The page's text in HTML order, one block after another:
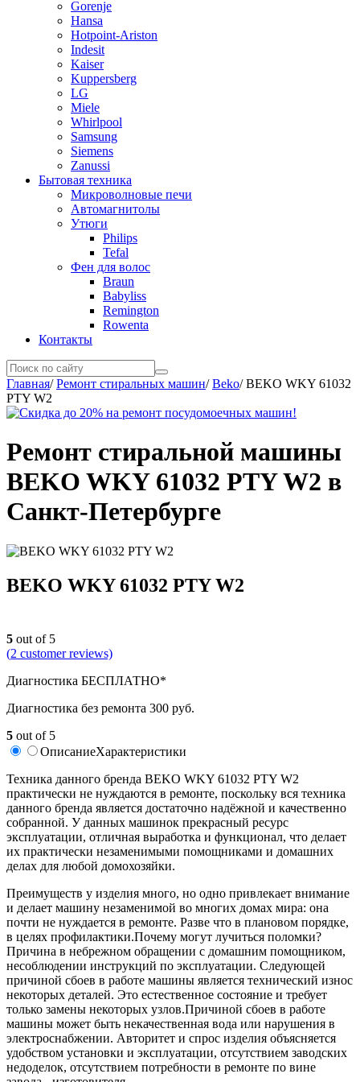
Gorenje
Hansa
Hotpoint-Ariston
Indesit
Kaiser
Kuppersberg
LG
Miele
Whirlpool
Samsung
Siemens
Zanussi
Бытовая техника
Микроволновые печи
Автомагнитолы
Утюги
Philips
Tefal
Фен для волос
Braun
Babyliss
Remington
Rowenta
Контакты
Главная/Ремонт стиральных машин/Beko/BEKO WKY 61032
PTY W2
Ремонт стиральной машины
BEKO WKY 61032 PTY W2 в
Санкт-Петербурге
BEKO WKY 61032 PTY W2
5 out of 5
(2 customer reviews)
Диагностика БЕСПЛАТНО*
Диагностика без ремонта 300 руб.
5 out of 5
ОписаниеХарактеристики
Техника данного бренда BEKO WKY 61032 PTY W2
практически не нуждаются в ремонте, поскольку вся техника
данного бренда является достаточно надёжной и качественно
собранной. У данных машинок прекрасный ресурс
эксплуатации, отличная выработка и функционал, что делает
их практически незаменимыми помощниками и домашних
делах для любой домохозяйки.
Преимуществ у изделия много, но одно привлекает внимание
и делает машину незаменимой во многих домах мира: она
почти не нуждается в ремонте. Разве что в плановом порядке,
в целях профилактики.Почему могут лучиться поломки?
Причина в небрежном обращении с домашним помощником,
несоблюдении инструкций по эксплуатации. Следующей
причиной сбоев в работе машины является технический износ
некоторых деталей. Это естественное состояние и требует
только замены некоторых узлов.Причиной сбоев в работе
машины может быть некачественная вода или нарушения в
электроснабжении. Авторитет и спрос изделия объясняется
удобством установки и эксплуатации, отсутствием заводских
недоделок, отсутствием потребности в ремонте по вине